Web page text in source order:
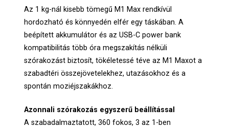
Az 1 kg-nál kisebb tömegű M1 Max rendkívül
hordozható és könnyedén elfér egy táskában. A
beépített akkumulátor és az USB-C power bank
kompatibilitás több óra megszakítás nélküli
szórakozást biztosít, tökéletessé téve az M1 Maxot a
szabadtéri összejövetelekhez, utazásokhoz és a
spontán moziéjszakákhoz.
Azonnali szórakozás egyszerű beállítással
A szabadalmaztatott, 360 fokos, 3 az 1-ben